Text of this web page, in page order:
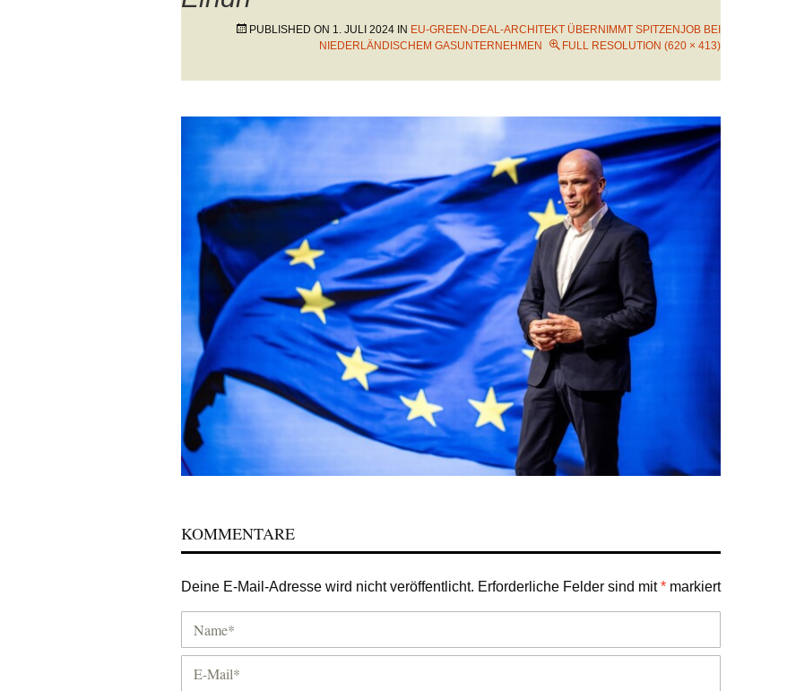
PUBLISHED ON 1. JULI 2024 IN EU-GREEN-DEAL-ARCHITEKT ÜBERNIMMT SPITZENJOB BEI
NIEDERLÄNDISCHEM GASUNTERNEHMEN
FULL RESOLUTION (620 × 413)
KOMMENTARE
Deine E-Mail-Adresse wird nicht veröffentlicht. Erforderliche Felder sind mit* markiert